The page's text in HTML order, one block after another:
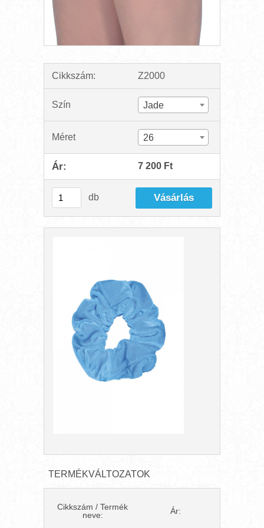
Cikkszám: Z2000
Szín Jade
Méret 26
Ár: 7 200 Ft
db
TERMÉKVÁLTOZATOK
Cikkszám / Termék
neve:
Ár: